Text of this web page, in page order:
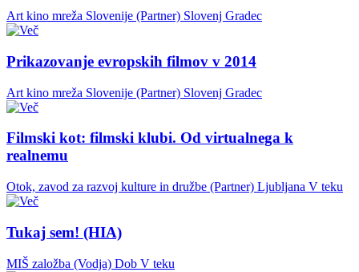
Art kino mreža Slovenije (Partner) Slovenj Gradec
Prikazovanje evropskih filmov v 2014
Art kino mreža Slovenije (Partner) Slovenj Gradec
Filmski kot: filmski klubi. Od virtualnega k
realnemu
Otok, zavod za razvoj kulture in družbe (Partner) Ljubljana V teku
Tukaj sem! (HIA)
MIŠ založba (Vodja) Dob V teku